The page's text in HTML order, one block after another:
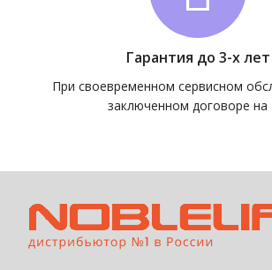
Гарантия до 3-х лет
При своевременном сервисном
заключенном договоре